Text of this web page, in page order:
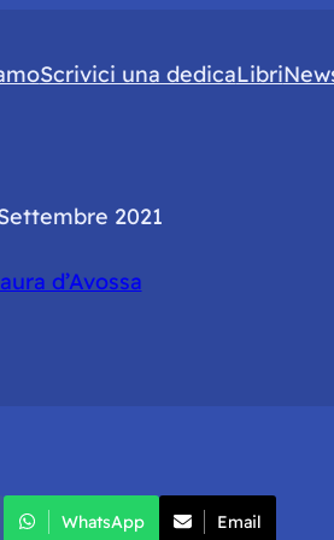
Scrivici una dedicaLibri
2021
d’Avossa
WhatsApp Email